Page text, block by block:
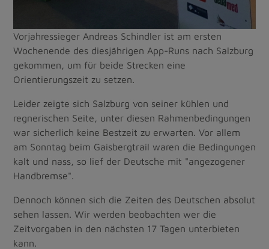
Vorjahressieger Andreas Schindler ist am ersten
Wochenende des diesjährigen App-Runs nach Salzburg
gekommen, um für beide Strecken eine
Orientierungszeit zu setzen.
Leider zeigte sich Salzburg von seiner kühlen und
regnerischen Seite, unter diesen Rahmenbedingungen
war sicherlich keine Bestzeit zu erwarten. Vor allem
am Sonntag beim Gaisbergtrail waren die Bedingungen
kalt und nass, so lief der Deutsche mit "angezogener
Handbremse".
Dennoch können sich die Zeiten des Deutschen absolut
sehen lassen. Wir werden beobachten wer die
Zeitvorgaben in den nächsten 17 Tagen unterbieten
kann.